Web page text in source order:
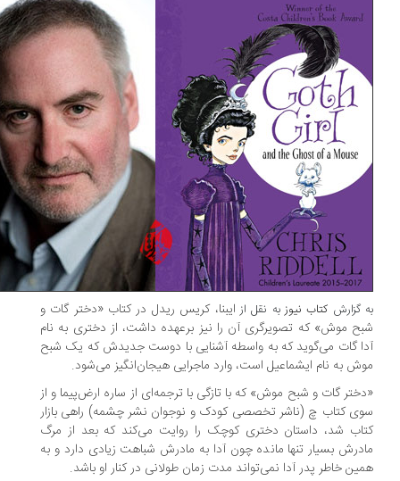
گزارش کتاب نیوز به نقل از ایبنا، کریس ریدل در کتاب «دختر گات و
موش» که تصویرگری آن را نیز برعهده داشت، از دختری به نام
گات می‌گوید که به واسطه آشنایی با دوست جدیدش که یک شبح
به نام ایشماعیل است، وارد ماجرایی هیجان‌انگیز می‌شود.
گات و شبح موش» که با تازگی با ترجمه‌ای از ساره ارض‌پیما و از
کتاب چ (ناشر تخصصی کودک و نوجوان نشر چشمه) راهی بازار
شد، داستان دختری کوچک را روایت می‌کند که بعد از مرگ
بسیار تنها مانده چون آدا به مادرش شباهت زیادی دارد و به
خاطر پدر آدا نمی‌تواند مدت زمان طولانی در کنار او باشد.